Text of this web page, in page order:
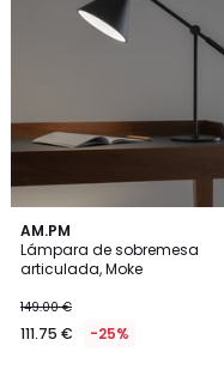
AM.PM
Lámpara de sobremesa
articulada, Moke
149.00 €
111.75 € -25%
4,8
/ 5